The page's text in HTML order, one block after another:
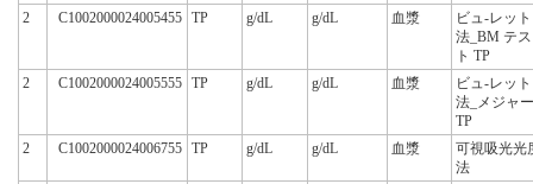
2
C1002000024005455 TP g/dL g/dL 血漿
ビュ-レット
法_BM テス
ト TP
2
C1002000024005555 TP g/dL g/dL 血漿
ビュ-レット
法_メジャー
TP
2
C1002000024006755 TP g/dL g/dL 血漿
可視吸光光
法